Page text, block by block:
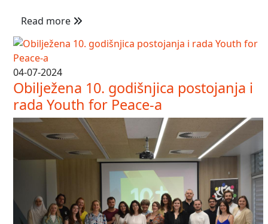
Read more
04-07-2024
Obilježena 10. godišnjica postojanja i
rada Youth for Peace-a